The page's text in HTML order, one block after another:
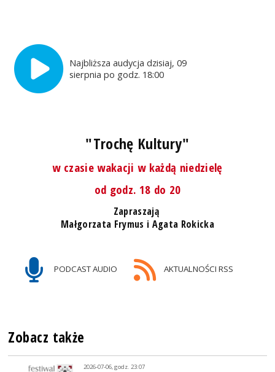
Najbliższa audycja dzisiaj, 09
sierpnia po godz. 18:00
"Trochę Kultury"
w czasie wakacji w każdą niedzielę
od godz. 18 do 20
Zapraszają
Małgorzata Frymus i Agata Rokicka
PODCAST AUDIO AKTUALNOŚCI RSS
Zobacz także
2026-07-06, godz. 23:07